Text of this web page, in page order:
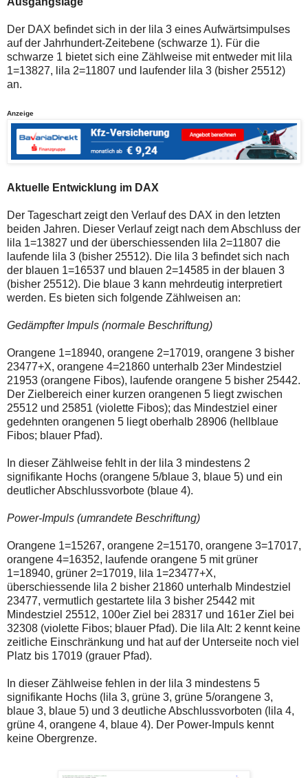
auch
gegen
die
Netiquette
oder
ein
sein.
Bitte
überprüfen
Sie
Ihre
oder
Ihre
und
versuchen
Sie
es
zu
einem
späteren
Zeitpunkt
noch
Sollte
weiterbestehen
bitte
ich
um
Kontaktaufnahme
per
Mail
robbys-
Bis
zur
Lösung
des
die
auch
auf
der
Plattform
wallstreet-
online.de
verfügbar.
Alternativ
die
Post
auch
auf
der
verfügbar.
Der DAX befindet sich in der lila 3 eines Aufwärtsimpulses
auf der Jahrhundert-Zeitebene (schwarze 1). Für die
schwarze 1 bietet sich eine Zählweise mit entweder mit lila
1=13827, lila 2=11807 und laufender lila 3 (bisher 25512)
an.
Anzeige
Aktuelle Entwicklung im DAX
Der Tageschart zeigt den Verlauf des DAX in den letzten
beiden Jahren. Dieser Verlauf zeigt nach dem Abschluss der
lila 1=13827 und der überschiessenden lila 2=11807 die
laufende lila 3 (bisher 25512). Die lila 3 befindet sich nach
der blauen 1=16537 und blauen 2=14585 in der blauen 3
(bisher 25512). Die blaue 3 kann mehrdeutig interpretiert
werden. Es bieten sich folgende Zählweisen an:
Gedämpfter Impuls (normale Beschriftung)
Orangene 1=18940, orangene 2=17019, orangene 3 bisher
23477+X, orangene 4=21860 unterhalb 23er Mindestziel
21953 (orangene Fibos), laufende orangene 5 bisher 25442.
Der Zielbereich einer kurzen orangenen 5 liegt zwischen
25512 und 25851 (violette Fibos); das Mindestziel einer
gedehnten orangenen 5 liegt oberhalb 28906 (hellblaue
Fibos; blauer Pfad).
In dieser Zählweise fehlt in der lila 3 mindestens 2
signifikante Hochs (orangene 5/blaue 3, blaue 5) und ein
deutlicher Abschlussvorbote (blaue 4).
Power-Impuls (umrandete Beschriftung)
Orangene 1=15267, orangene 2=15170, orangene 3=17017,
orangene 4=16352, laufende orangene 5 mit grüner
1=18940, grüner 2=17019, lila 1=23477+X,
überschiessende lila 2 bisher 21860 unterhalb Mindestziel
23477, vermutlich gestartete lila 3 bisher 25442 mit
Mindestziel 25512, 100er Ziel bei 28317 und 161er Ziel bei
32308 (violette Fibos; blauer Pfad). Die lila Alt: 2 kennt keine
zeitliche Einschränkung und hat auf der Unterseite noch viel
Platz bis 17019 (grauer Pfad).
In dieser Zählweise fehlen in der lila 3 mindestens 5
signifikante Hochs (lila 3, grüne 3, grüne 5/orangene 3,
blaue 3, blaue 5) und 3 deutliche Abschlussvorboten (lila 4,
grüne 4, orangene 4, blaue 4). Der Power-Impuls kennt
keine Obergrenze.